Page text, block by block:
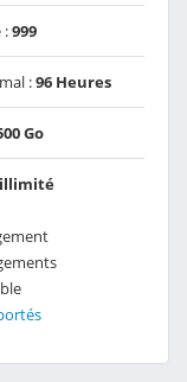
:999
:96 Heures
Go